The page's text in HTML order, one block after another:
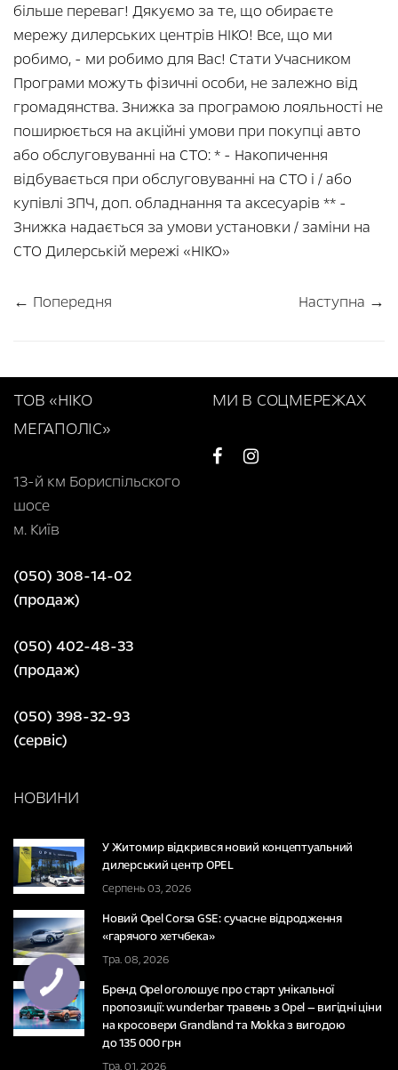
більше переваг! Дякуємо за те, що обираєте
мережу дилерських центрів НІКО! Все, що ми
робимо, - ми робимо для Вас! Стати Учасником
Програми можуть фізичні особи, не залежно від
громадянства. Знижка за програмою лояльності не
поширюється на акційні умови при покупці авто
або обслуговуванні на СТО: * - Накопичення
відбувається при обслуговуванні на СТО і / або
купівлі ЗПЧ, доп. обладнання та аксесуарів ** -
Знижка надається за умови установки / заміни на
СТО Дилерській мережі «НІКО»
← Попередня Наступна →
ТОВ «НІКО
МЕГАПОЛІС»
13-й км Бориспільского
шосе
м. Київ
(050) 308-14-02
(продаж)
(050) 402-48-33
(продаж)
(050) 398-32-93
(сервіс)
МИ В СОЦМЕРЕЖАХ
НОВИНИ
У Житомир відкрився новий концептуальний
дилерський центр OPEL
Серпень 03, 2026
Новий Opel Corsa GSE: сучасне відродження
«гарячого хетчбека»
Тра. 08, 2026
Бренд Opel оголошує про старт унікальної
пропозиції: wunderbar травень з Opel — вигідні ціни
на кросовери Grandland та Mokka з вигодою
до 135 000 грн
Тра. 01, 2026